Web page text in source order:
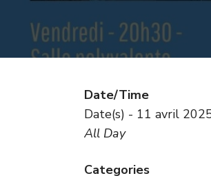
Date/Time
Date(s) - 11 avril
All Day
Categories